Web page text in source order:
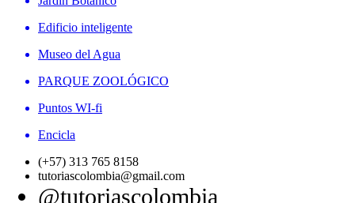
Edificio inteligente
Museo del Agua
PARQUE ZOOLÓGICO
Puntos WI-fi
Encicla
(+57) 313 765 8158
tutoriascolombia@gmail.com
@tutoriascolombia